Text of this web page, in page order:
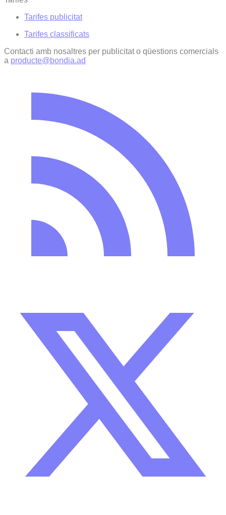
Tarifes publicitat
Tarifes classificats
Contacti amb nosaltres per publicitat o qüestions comercials
a producte@bondia.ad